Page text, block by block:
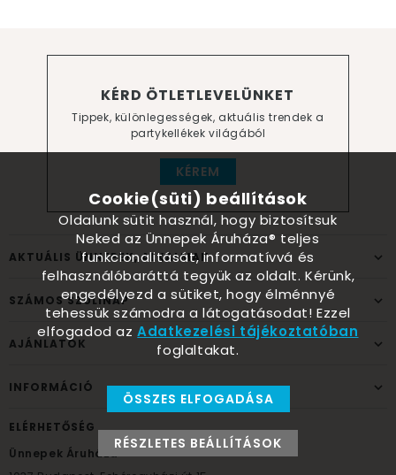
KÉRD ÖTLETLEVELÜNKET
Tippek, különlegességek, aktuális trendek a
partykellékek világából
KÉREM
AKTUÁLIS ÜNNEPEK, ALKALMAK
SZÁMOS SZÜLINAP
AJÁNLATOK
INFORMÁCIÓ
ELÉRHETŐSÉG
Ünnepek Áruháza
Cookie(süti) beállítások
Oldalunk sütit használ, hogy biztosítsuk
Neked az Ünnepek Áruháza® teljes
funkcionalitását, informatívvá és
felhasználóbaráttá tegyük az oldalt. Kérünk,
engedélyezd a sütiket, hogy élménnyé
tehessük számodra a látogatásodat! Ezzel
elfogadod azAdatkezelési tájékoztatóban
foglaltakat.
ÖSSZES ELFOGADÁSA
RÉSZLETES BEÁLLÍTÁSOK